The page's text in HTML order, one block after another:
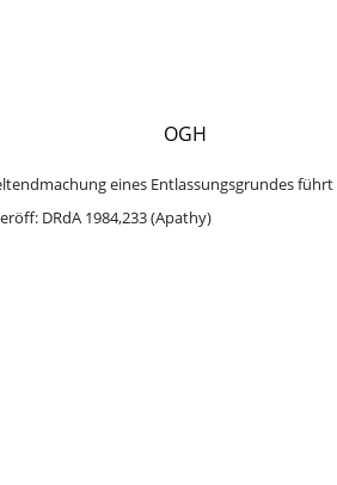
OGH
eines Entlassungsgrundes
DRdA 1984,233 (Apathy)